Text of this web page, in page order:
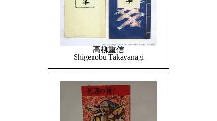
高柳重信
Shigenobu Takayanagi